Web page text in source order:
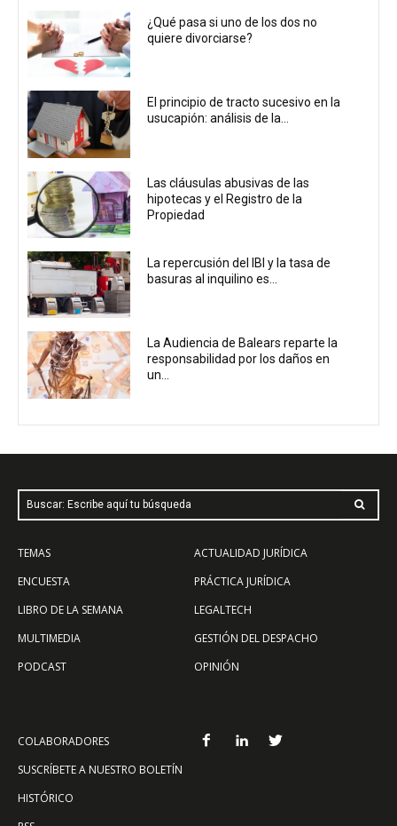
¿Qué pasa si uno de los dos no
quiere divorciarse?
El principio de tracto sucesivo en la
usucapión: análisis de la...
Las cláusulas abusivas de las
hipotecas y el Registro de la
Propiedad
La repercusión del IBI y la tasa de
basuras al inquilino es...
La Audiencia de Balears reparte la
responsabilidad por los daños en
un...
Buscar: Escribe aquí tu búsqueda
TEMAS
ENCUESTA
LIBRO DE LA SEMANA
MULTIMEDIA
PODCAST
ACTUALIDAD JURÍDICA
PRÁCTICA JURÍDICA
LEGALTECH
GESTIÓN DEL DESPACHO
OPINIÓN
COLABORADORES
SUSCRÍBETE A NUESTRO BOLETÍN
HISTÓRICO